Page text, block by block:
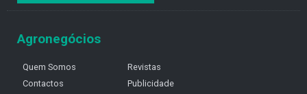
Agronegócios
Quem Somos
Contactos
Revistas
Publicidade